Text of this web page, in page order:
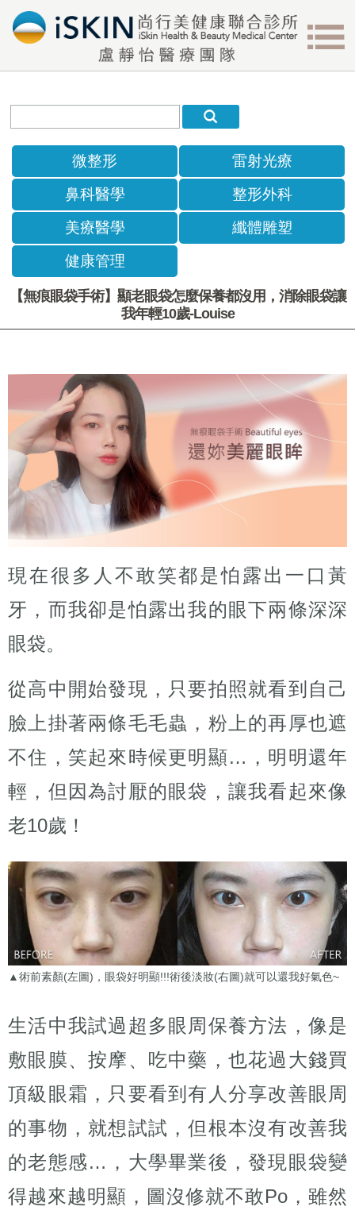
微整形
鼻科醫學
美療醫學
健康管理
雷射光療
整形外科
纖體雕塑
【無痕眼袋手術】顯老眼袋怎麼保養都沒用，消除眼袋讓
我年輕10歲-Louise
現在很多人不敢笑都是怕露出一口黃
牙，而我卻是怕露出我的眼下兩條深深
眼袋。
從高中開始發現，只要拍照就看到自己
臉上掛著兩條毛毛蟲，粉上的再厚也遮
不住，笑起來時候更明顯…，明明還年
輕，但因為討厭的眼袋，讓我看起來像
老10歲！
▲術前素顏(左圖)，眼袋好明顯!!!術後淡妝(右圖)就可以還我好氣色~
生活中我試過超多眼周保養方法，像是
敷眼膜、按摩、吃中藥，也花過大錢買
頂級眼霜，只要看到有人分享改善眼周
的事物，就想試試，但根本沒有改善我
的老態感…，大學畢業後，發現眼袋變
得越來越明顯，圖沒修就不敢Po，雖然